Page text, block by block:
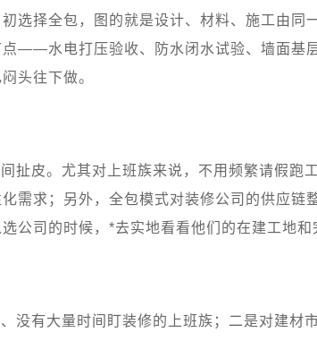
选择全包，图的就是设计、材料、施工由同
——水电打压验收、防水闭水试验、墙面基
头往下做。
扯皮。尤其对上班族来说，不用频繁请假跑
求；另外，全包模式对装修公司的供应链
司的时候，*去实地看看他们的在建工地和
没有大量时间盯装修的上班族；二是对建材